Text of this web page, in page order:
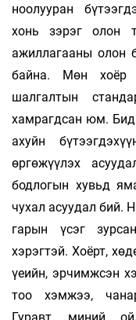
ноолууран
хонь зэрэг олон
ажиллагааны олон
байна. Мөн хоёр
шалгалтын
хамрагдсан юм.
ахуйн
өргөжүүлэх
бодлогын хувьд
чухал асуудал бий.
гарын үсэг
хэрэгтэй. Хоёрт,
үеийн, эрчимжсэн
тоо хэмжээ,